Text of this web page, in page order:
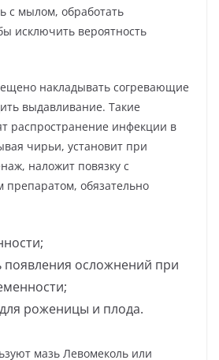
с мылом, обработать
исключить вероятность
накладывать согревающие
выдавливание. Такие
распространение инфекции в
чирьи, установит при
наложит повязку с
обязательно
появления осложнений при
роженицы и плода.
мазь Левомеколь или